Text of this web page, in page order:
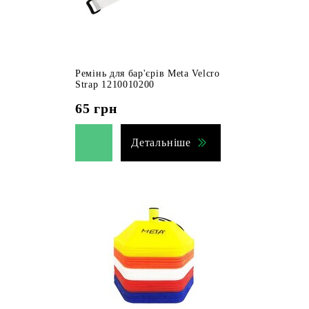
Ремінь для бар'єрів Meta Velcro
Strap 1210010200
65 грн
Детальніше